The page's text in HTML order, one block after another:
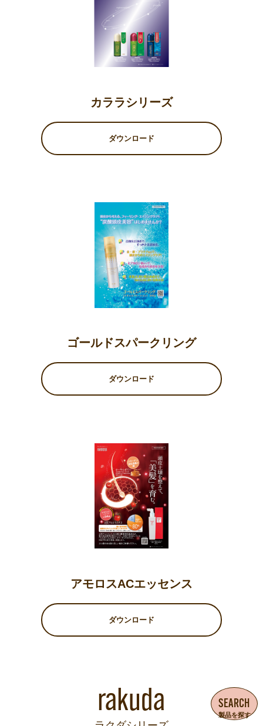
SEARCH
製品を探す
カララシリーズ
ダウンロード
ゴールドスパークリング
ダウンロード
アモロスACエッセンス
ダウンロード
rakuda